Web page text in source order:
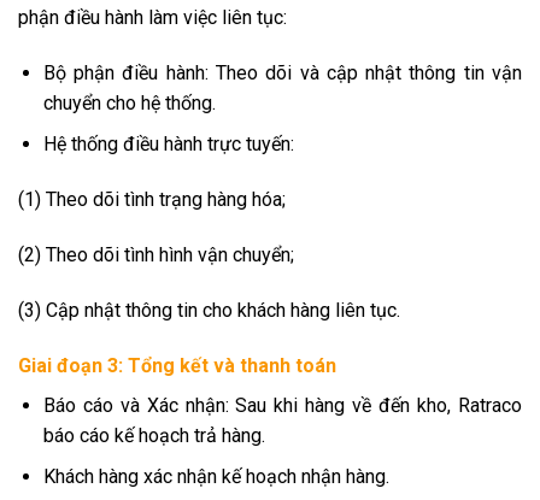
phận điều hành làm việc liên tục:
Bộ phận điều hành: Theo dõi và cập nhật thông tin vận
chuyển cho hệ thống.
Hệ thống điều hành trực tuyến:
(1) Theo dõi tình trạng hàng hóa;
(2) Theo dõi tình hình vận chuyển;
(3) Cập nhật thông tin cho khách hàng liên tục.
Giai đoạn 3: Tổng kết và thanh toán
Báo cáo và Xác nhận: Sau khi hàng về đến kho, Ratraco
báo cáo kế hoạch trả hàng.
Khách hàng xác nhận kế hoạch nhận hàng.